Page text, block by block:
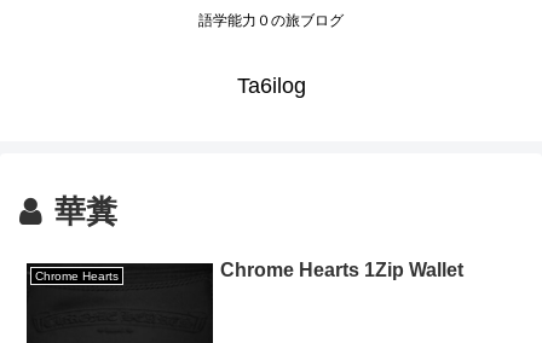
語学能力０の旅ブログ
Ta6ilog
華糞
Chrome Hearts Chrome Hearts 1Zip Wallet